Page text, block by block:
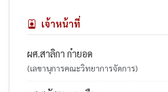
เจ้าหน้าที่
ผศ.สาลิกา ก๋ายอด
(เลขานุการคณะวิทยาการจัดการ)